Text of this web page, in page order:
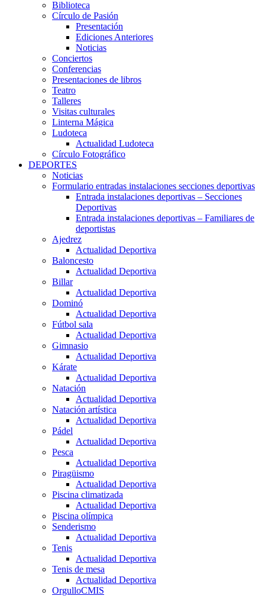
Biblioteca
Círculo de Pasión
Presentación
Ediciones Anteriores
Noticias
Conciertos
Conferencias
Presentaciones de libros
Teatro
Talleres
Visitas culturales
Linterna Mágica
Ludoteca
Actualidad Ludoteca
Círculo Fotográfico
DEPORTES
Noticias
Formulario entradas instalaciones secciones deportivas
Entrada instalaciones deportivas – Secciones
Deportivas
Entrada instalaciones deportivas – Familiares de
deportistas
Ajedrez
Actualidad Deportiva
Baloncesto
Actualidad Deportiva
Billar
Actualidad Deportiva
Dominó
Actualidad Deportiva
Fútbol sala
Actualidad Deportiva
Gimnasio
Actualidad Deportiva
Kárate
Actualidad Deportiva
Natación
Actualidad Deportiva
Natación artística
Actualidad Deportiva
Pádel
Actualidad Deportiva
Pesca
Actualidad Deportiva
Piragüismo
Actualidad Deportiva
Piscina climatizada
Actualidad Deportiva
Piscina olímpica
Senderismo
Actualidad Deportiva
Tenis
Actualidad Deportiva
Tenis de mesa
Actualidad Deportiva
OrgulloCMIS